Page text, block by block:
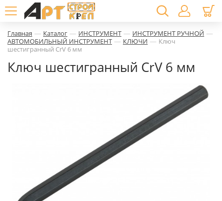
Главная — Каталог — ИНСТРУМЕНТ — ИНСТРУМЕНТ РУЧНОЙ —
АВТОМОБИЛЬНЫЙ ИНСТРУМЕНТ — КЛЮЧИ — Ключ
шестигранный CrV 6 мм
Ключ шестигранный CrV 6 мм